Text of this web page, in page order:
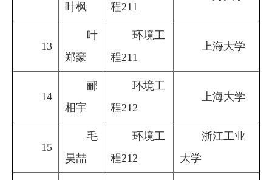
叶枫
程211
13
叶
郑豪
环境工
程211
上海大学
14
郦
相宇
环境工
程212
上海大学
15
毛
昊喆
环境工
程212
浙江工业
大学